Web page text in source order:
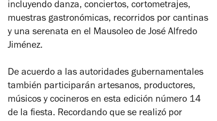
incluyendo danza, conciertos, cortometrajes,
muestras gastronómicas, recorridos por cantinas
y una serenata en el Mausoleo de José Alfredo
Jiménez.
De acuerdo a las autoridades gubernamentales
también participarán artesanos, productores,
músicos y cocineros en esta edición número 14
de la fiesta. Recordando que se realizó por